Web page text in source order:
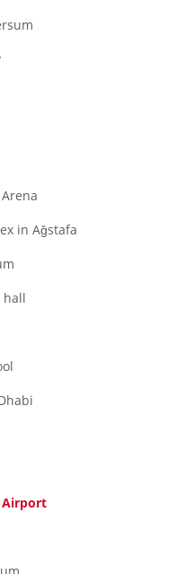
in Aǧstafa
hall
Airport